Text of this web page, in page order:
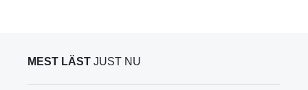
MEST LÄST JUST NU